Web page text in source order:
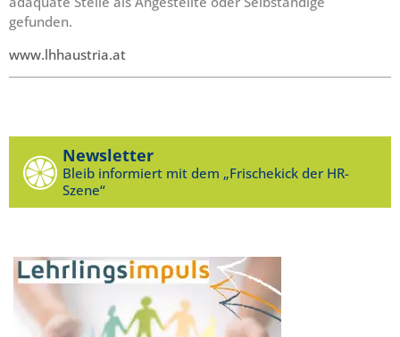
gefunden.
www.lhhaustria.at
Newsletter
Bleib informiert mit dem „Frischekick der HR-
Szene“